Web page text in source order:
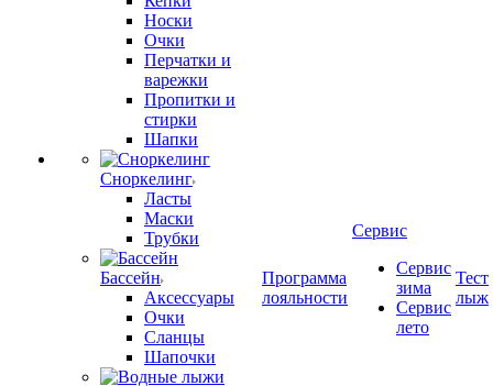
Носки
Очки
Перчатки и
варежки
Пропитки и
стирки
Шапки
Сноркелинг
Ласты
Маски
Трубки
Бассейн
Аксессуары
Очки
Сланцы
Шапочки
Программа
лояльности
Сервис
Сервис
зима
Сервис
лето
Тест
лыж